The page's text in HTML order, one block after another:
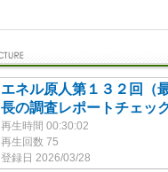
エネル原人第１３２回（
長の調査レポートチェック
再生時間 00:30:02
再生回数 75
登録日 2026/03/28